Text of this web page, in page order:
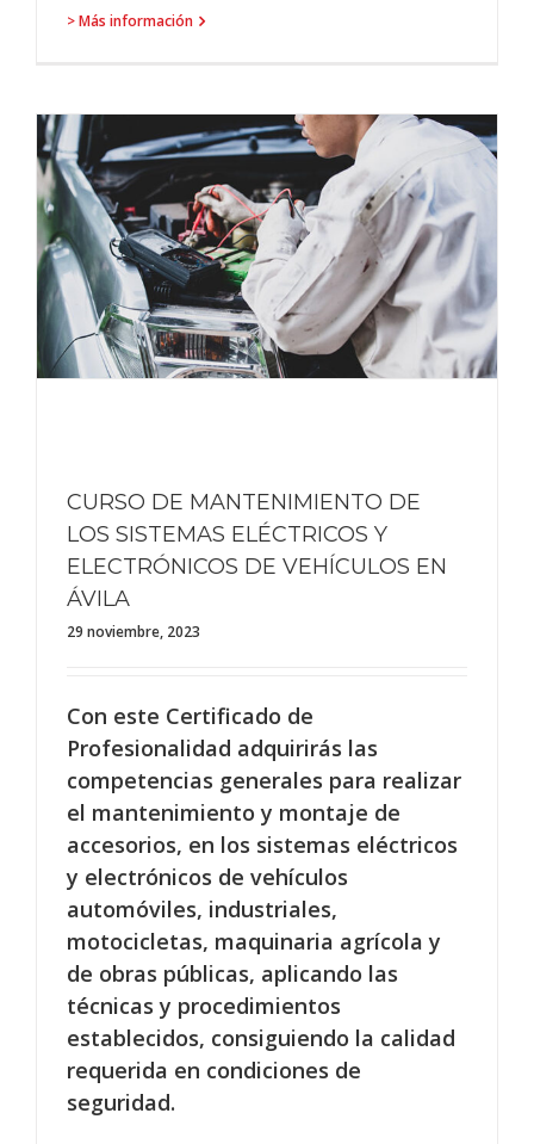
> Más información
CURSO DE MANTENIMIENTO DE
LOS SISTEMAS ELÉCTRICOS Y
ELECTRÓNICOS DE VEHÍCULOS EN
ÁVILA
29 noviembre, 2023
Con este Certificado de
Profesionalidad adquirirás las
competencias generales para realizar
el mantenimiento y montaje de
accesorios, en los sistemas eléctricos
y electrónicos de vehículos
automóviles, industriales,
motocicletas, maquinaria agrícola y
de obras públicas, aplicando las
técnicas y procedimientos
establecidos, consiguiendo la calidad
requerida en condiciones de
seguridad.